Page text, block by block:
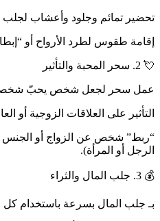
تحضير تمائم وجلود وأعشاب لجلب
إقامة طقوس لطرد الأرواح أو
💘 2. سحر المحبة والتأثير
عمل سحر لجعل شخص يحبّ شخصاً
التأثير على العلاقات الزوجية أو
“ربط” شخص عن الزواج أو الجنس
الرجل أو المرأة).
💰 3. جلب المال والثراء
بـ جلب المال بسرعة باستخدام كل